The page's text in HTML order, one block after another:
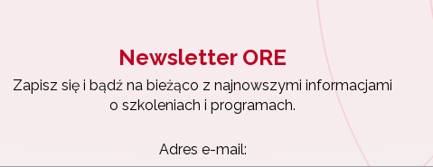
Newsletter ORE
Zapisz się i bądź na bieżąco z najnowszymi informacjami
o szkoleniach i programach.
Adres e-mail: